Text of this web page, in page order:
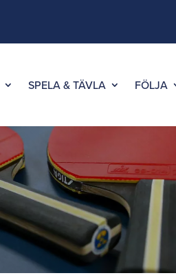
SPELA & TÄVLA FÖLJA